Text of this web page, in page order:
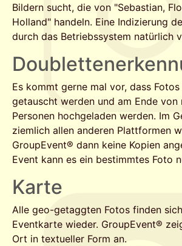
Bildern sucht, die von "Sebastian,
Holland" handeln. Eine Indizierung
durch das Betriebssystem natürlich
Es kommt gerne mal vor, dass
getauscht werden und am Ende von
Personen hochgeladen werden. Im
ziemlich allen anderen Plattformen
GroupEvent® dann keine Kopien
Event kann es ein bestimmtes Foto
Karte
Alle geo-getaggten Fotos finden
Eventkarte wieder. GroupEvent®
Ort in textueller Form an.